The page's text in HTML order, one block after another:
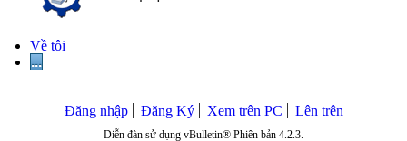
Về tôi
...
Đăng nhập Đăng Ký Xem trên PC Lên trên
Diễn đàn sử dụng vBulletin® Phiên bản 4.2.3.